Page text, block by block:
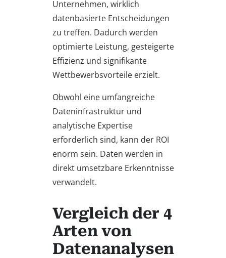
Unternehmen, wirklich
datenbasierte Entscheidungen
zu treffen. Dadurch werden
optimierte Leistung, gesteigerte
Effizienz und signifikante
Wettbewerbsvorteile erzielt.
Obwohl eine umfangreiche
Dateninfrastruktur und
analytische Expertise
erforderlich sind, kann der ROI
enorm sein. Daten werden in
direkt umsetzbare Erkenntnisse
verwandelt.
Vergleich der 4
Arten von
Datenanalysen